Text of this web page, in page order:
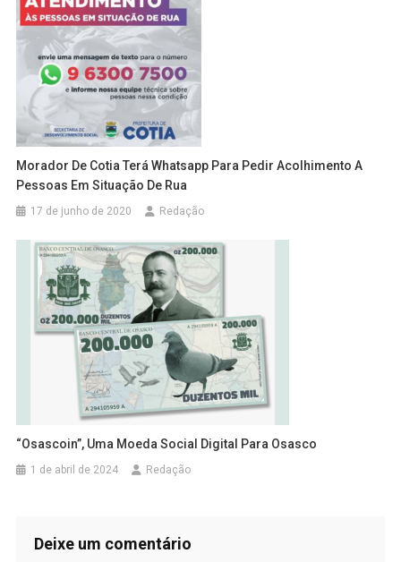
Morador De Cotia Terá Whatsapp Para Pedir Acolhimento A
Pessoas Em Situação De Rua
17 de junho de 2020 Redação
“Osascoin”, Uma Moeda Social Digital Para Osasco
1 de abril de 2024 Redação
Deixe um comentário